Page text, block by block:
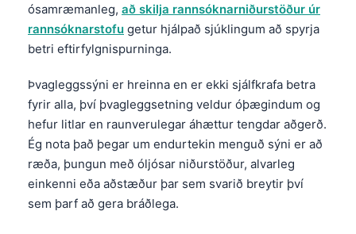
ósamræmanleg, að skilja rannsóknarniðurstöður úr
rannsóknarstofu getur hjálpað sjúklingum að spyrja
betri eftirfylgnispurninga.
Þvagleggssýni er hreinna en er ekki sjálfkrafa betra
fyrir alla, því þvagleggsetning veldur óþægindum og
hefur litlar en raunverulegar áhættur tengdar aðgerð.
Ég nota það þegar um endurtekin menguð sýni er að
ræða, þungun með óljósar niðurstöður, alvarleg
einkenni eða aðstæður þar sem svarið breytir því
sem þarf að gera bráðlega.
Azərbaycan dili
Eesti
日本語
Čeština
Русский
Lietuvių kalba